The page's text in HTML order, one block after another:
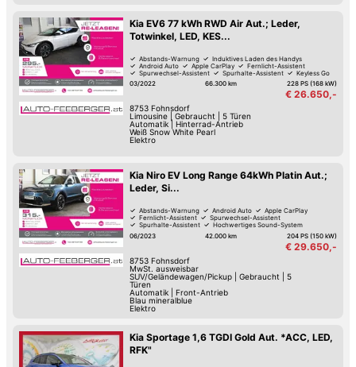
Kia EV6 77 kWh RWD Air Aut.; Leder,
Totwinkel, LED, KES...
Abstands-Warnung
Induktives Laden des Handys
Android Auto
Apple CarPlay
Fernlicht-Assistent
Spurwechsel-Assistent
Spurhalte-Assistent
Keyless Go
03/2022
66.300 km 228 PS (168 kW)
€ 26.650,-
8753 Fohnsdorf
Limousine| Gebraucht
5 Türen
Automatik| Hinterrad-Antrieb
Weiß Snow White Pearl
Elektro
Kia Niro EV Long Range 64kWh Platin Aut.;
Leder, Si...
Abstands-Warnung Android Auto
Apple CarPlay
Fernlicht-Assistent
Spurwechsel-Assistent
Spurhalte-Assistent
Hochwertiges Sound-System
06/2023 42.000 km 204 PS (150 kW)
€ 29.650,-
8753 Fohnsdorf
MwSt. ausweisbar
SUV/Geländewagen/Pickup| Gebraucht
5
Türen
Automatik| Front-Antrieb
Blau mineralblue
Elektro
Kia Sportage 1,6 TGDI Gold Aut. *ACC, LED,
RFK"